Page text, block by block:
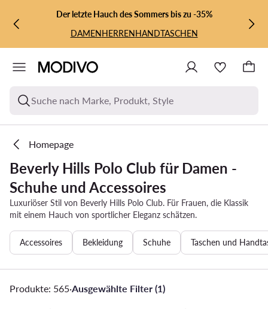
ZUM HAUPTINHALT SPRINGEN
ZUR SUCHEDer letzte Hauch des Sommers bis zu -35%
DAMENHERRENHANDTASCHEN
Suche nach Marke, Produkt, Style
Homepage
Beverly Hills Polo Club für Damen -
Schuhe und Accessoires
Luxuriöser Stil von Beverly Hills Polo Club. Für Frauen, die Klassik
mit einem Hauch von sportlicher Eleganz schätzen.
Accessoires Bekleidung Schuhe Taschen und
Produkte: 565·Ausgewählte Filter (1)